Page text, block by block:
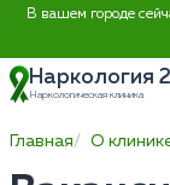
В вашем городе
Наркология
Наркологическая клиника
Главная О